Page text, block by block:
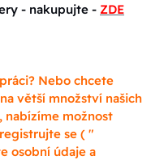
- nakupujte - ZDE
Nebo chcete
větší množství našich
nabízíme možnost
se ( "
osobní údaje a